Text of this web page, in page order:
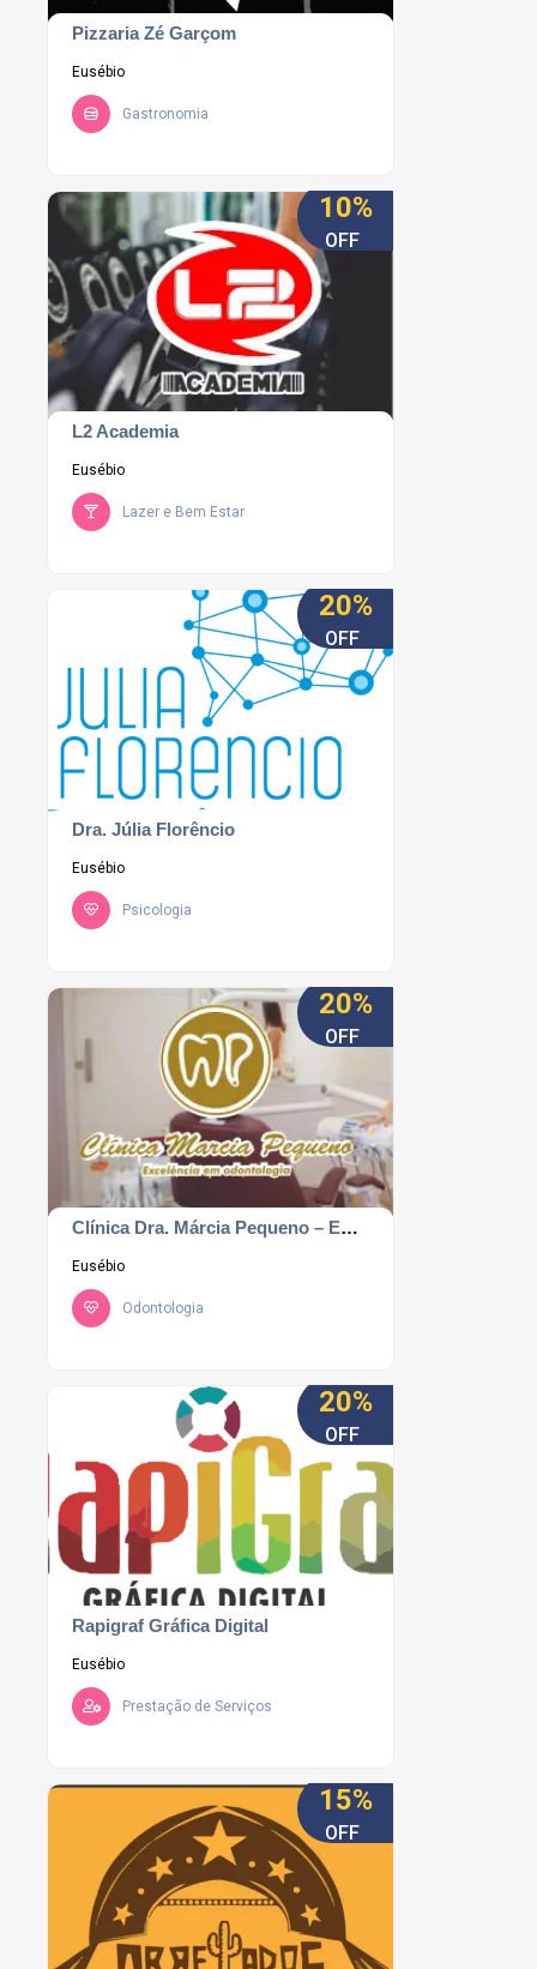
Pizzaria Zé Garçom
Eusébio
Gastronomia
OFF
10%
L2 Academia
Eusébio
Lazer e Bem Estar
OFF
20%
Dra. Júlia Florêncio
Eusébio
Psicologia
OFF
20%
Clínica Dra. Márcia Pequeno – Excelência em odontologia.
Eusébio
Odontologia
OFF
20%
Rapigraf Gráfica Digital
Eusébio
Prestação de Serviços
OFF
15%